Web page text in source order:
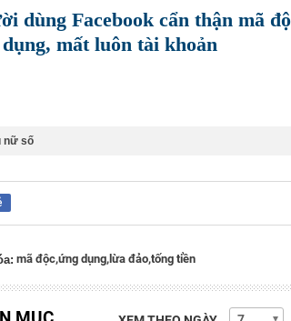
dùng Facebook cẩn thận mã
mất luôn tài khoản
nữ số
mã độc,ứng dụng, lừa đảo,tống tiền